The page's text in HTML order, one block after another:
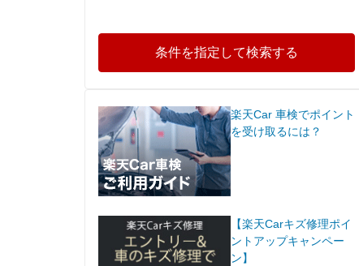
条件を指定して検索する
楽天Car 車検でポイント
を受け取るには？
【楽天Carキズ修理ポイ
ントアップキャンペー
ン】